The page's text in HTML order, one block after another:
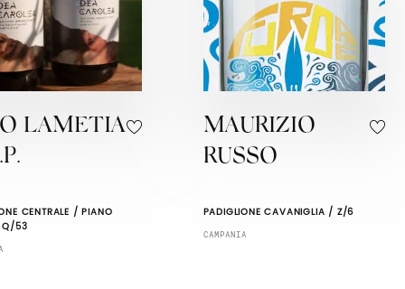
LAMETIA
CENTRALE / PIANO
Q/53
MAURIZIO
RUSSO
PADIGLIONE CAVANIGLIA / Z/6
CAMPANIA